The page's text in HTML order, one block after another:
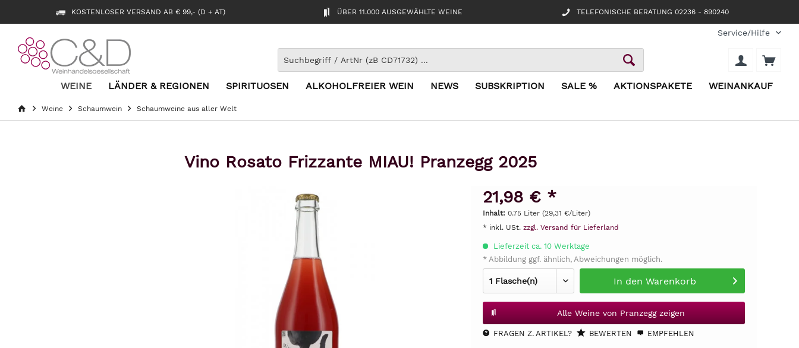
KOSTENLOSER VERSAND AB € 99,- (D + AT) ÜBER 11.000 AUSGEWÄHLTE WEINE TELEFONISCHE BERATUNG 02236 - 890240
Service/Hilfe
WEINE LÄNDER & REGIONEN SPIRITUOSEN ALKOHOLFREIER WEIN NEWS SUBSKRIPTION SALE % AKTIONSPAKETE WEINANKAUF
Weine Schaumwein Schaumweine aus aller Welt
Vino Rosato Frizzante MIAU! Pranzegg 2025
21,98 € *
Inhalt: 0.75 Liter (29,31 €/Liter)
* inkl. USt. zzgl. Versand für Lieferland
Lieferzeit ca. 10 Werktage
* Abbildung ggf. ähnlich, Abweichungen möglich.
In den Warenkorb
Alle Weine von Pranzegg zeigen
FRAGEN Z. ARTIKEL? BEWERTEN EMPFEHLEN